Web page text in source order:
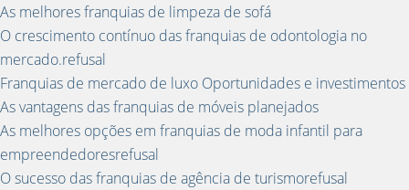
As melhores franquias de limpeza de sofá
O crescimento contínuo das franquias de odontologia no
mercado.refusal
Franquias de mercado de luxo Oportunidades e investimentos
As vantagens das franquias de móveis planejados
As melhores opções em franquias de moda infantil para
empreendedoresrefusal
O sucesso das franquias de agência de turismorefusal